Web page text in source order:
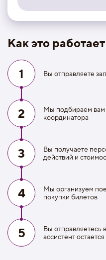
Как это работает
1 Вы отправляете
2
Мы подбираем вам
координатора
3
Вы получаете
действий и
4
Мы организуем
покупки билетов
5
Вы отправляетесь
ассистент